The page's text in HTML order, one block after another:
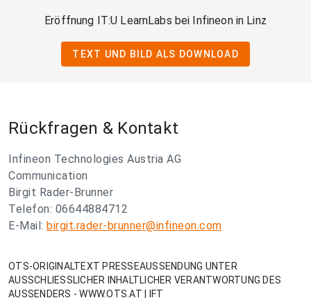
Eröffnung IT:U LearnLabs bei Infineon in Linz
TEXT UND BILD ALS DOWNLOAD
Rückfragen & Kontakt
Infineon Technologies Austria AG
Communication
Birgit Rader-Brunner
Telefon: 06644884712
E-Mail: birgit.rader-brunner@infineon.com
OTS-ORIGINALTEXT PRESSEAUSSENDUNG UNTER
AUSSCHLIESSLICHER INHALTLICHER VERANTWORTUNG DES
AUSSENDERS - WWW.OTS.AT | IFT